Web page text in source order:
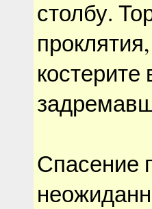
столбу.
костерите
Спасение